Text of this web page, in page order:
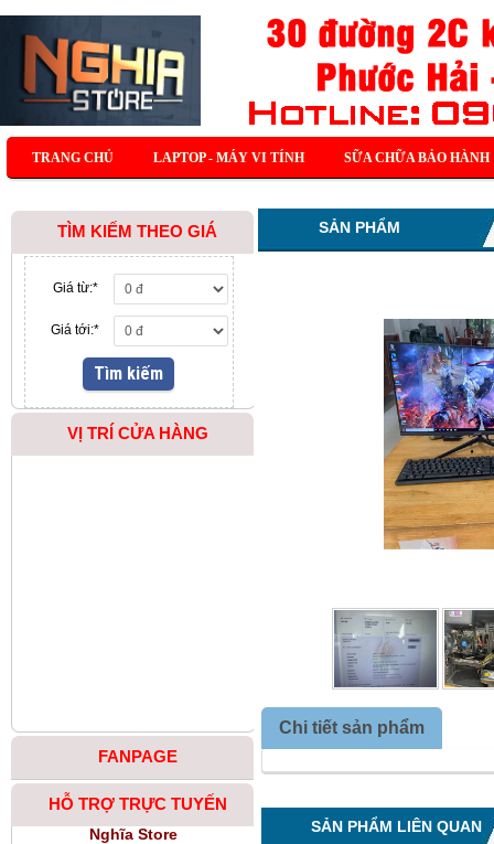
TRANG CHỦ LAPTOP - MÁY VI TÍNH SỮA CHỮA BẢO HÀNH
TÌM KIẾM THEO GIÁ
Giá từ:*
Giá tới:*
VỊ TRÍ CỬA HÀNG
FANPAGE
HỖ TRỢ TRỰC TUYẾN
Nghĩa Store
SẢN PHẨM
Chi tiết sản phẩm
SẢN PHẨM LIÊN QUAN